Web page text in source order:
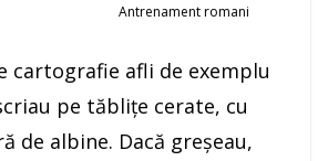
Antrenament romani
cartografie afli de exemplu
pe tăblițe cerate, cu
de albine. Dacă greșeau,